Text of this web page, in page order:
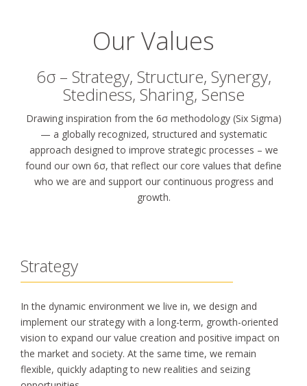
Our Values
6σ – Strategy, Structure, Synergy,
Stediness, Sharing, Sense
Drawing inspiration from the 6σ methodology (Six Sigma)
— a globally recognized, structured and systematic
approach designed to improve strategic processes – we
found our own 6σ, that reflect our core values that define
who we are and support our continuous progress and
growth.
Strategy
In the dynamic environment we live in, we design and
implement our strategy with a long-term, growth-oriented
vision to expand our value creation and positive impact on
the market and society. At the same time, we remain
flexible, quickly adapting to new realities and seizing